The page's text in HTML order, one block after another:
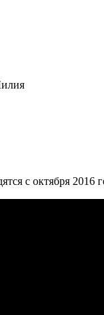
с октября 2016